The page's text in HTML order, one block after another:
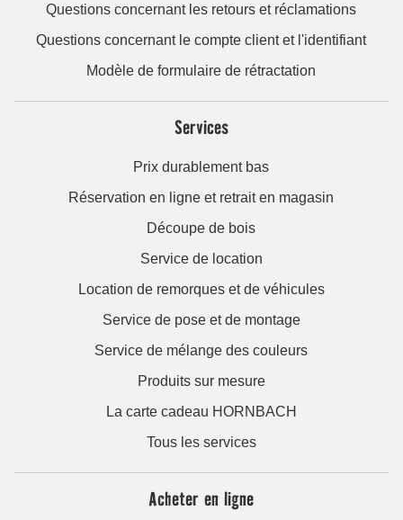
Questions concernant les retours et réclamations
Questions concernant le compte client et l'identifiant
Modèle de formulaire de rétractation
Services
Prix durablement bas
Réservation en ligne et retrait en magasin
Découpe de bois
Service de location
Location de remorques et de véhicules
Service de pose et de montage
Service de mélange des couleurs
Produits sur mesure
La carte cadeau HORNBACH
Tous les services
Acheter en ligne